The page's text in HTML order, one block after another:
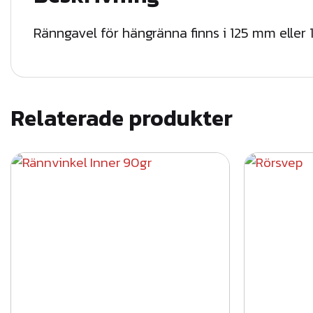
Ränngavel för hängränna finns i 125 mm eller
Relaterade produkter